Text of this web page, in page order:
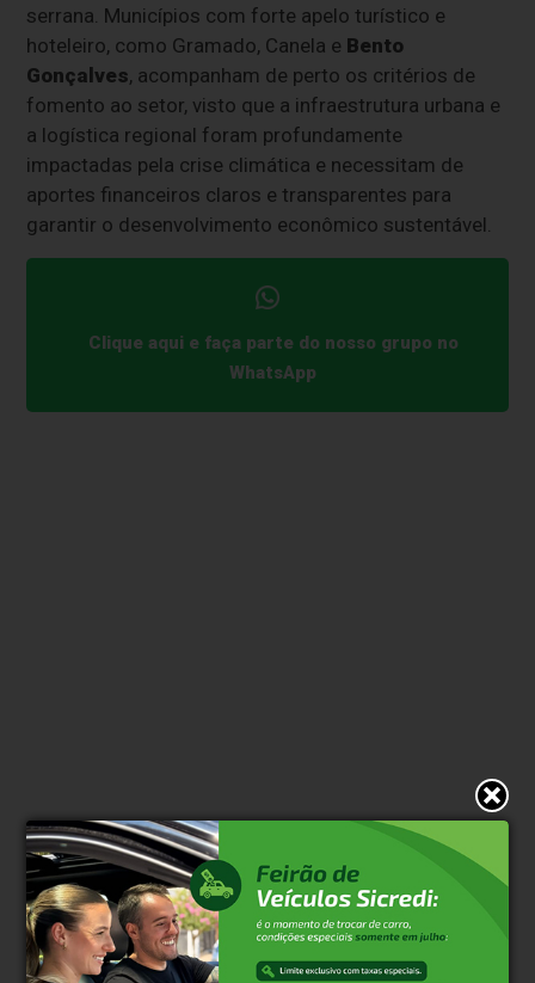
serrana. Municípios com forte apelo turístico e
hoteleiro, como Gramado, Canela e Bento
Gonçalves, acompanham de perto os critérios de
fomento ao setor, visto que a infraestrutura urbana e
a logística regional foram profundamente
impactadas pela crise climática e necessitam de
aportes financeiros claros e transparentes para
garantir o desenvolvimento econômico sustentável.
Clique aqui e faça parte do nosso grupo no
WhatsApp
* O conteúdo de cada comentário é de responsabilidade de quem
realizá-lo. Nos reservamos ao direito de reprovar ou eliminar
comentários em desacordo com o propósito do site ou que
contenham palavras ofensivas.